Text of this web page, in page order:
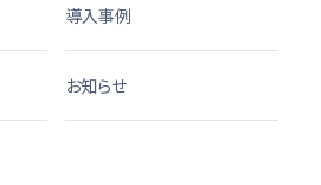
導入事例
お知らせ